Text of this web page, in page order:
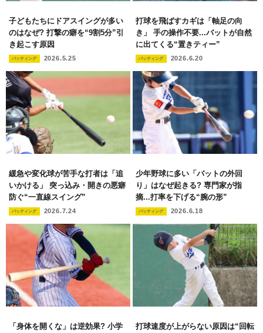
子どもたちにドアスイングが多い
のはなぜ? 打撃の癖を“9割5分”引
き起こす原因
バッティング 2026.5.25
打球を飛ばすカギは「軸足の向
き」 手の操作不要...バットが自然
に出てくる“置きティー”
バッティング 2026.6.20
緩急や変化球が苦手な打者は「追
いかける」 突っ込み・開きの悪癖
防ぐ“一直線スイング”
バッティング 2026.7.24
少年野球に多い「バットの外回
り」はなぜ起きる? 専門家が指
摘...打率を下げる“腕の形”
バッティング 2026.6.18
「身体を開くな」は逆効果? 小学
打球速度が上がらない原因は“回転